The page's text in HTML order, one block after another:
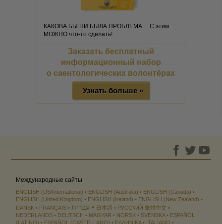
КАКОВА БЫ НИ БЫЛА ПРОБЛЕМА… С этим
МОЖНО что-то сделать!
Заказать бесплатный
информационный набор
о саентологических волонтёрах
Узнать больше »
Международные сайты
ENGLISH (US/International) ENGLISH (Australia)
ENGLISH (Canada)
ENGLISH (United Kingdom)
ENGLISH (Ireland)
ENGLISH (New Zealand)
DANSK
FRANÇAIS עברית 日本語 РУССКИЙ 繁體中文
NEDERLANDS
DEUTSCH MAGYAR NORSK SVENSKA
ESPAÑOL
(LATINO)
ESPAÑOL (CASTELLANO) ΕΛΛΗΝΙΚA ITALIANO